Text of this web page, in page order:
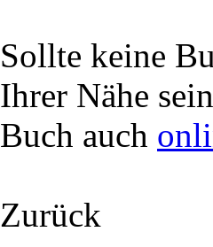
Sollte keine
Ihrer Nähe
Buch auch
Zurück